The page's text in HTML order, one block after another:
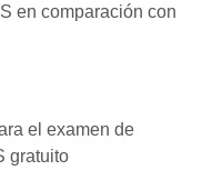
en comparación con